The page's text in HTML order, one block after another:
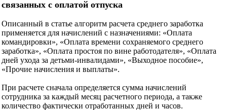
связанных с оплатой отпуска
Описанный в статье алгоритм расчета среднего заработка
применяется для начислений с назначениями: «Оплата
командировки», «Оплата времени сохраняемого среднего
заработка», «Оплата простоя по вине работодателя», «Оплата
дней ухода за детьми-инвалидами», «Выходное пособие»,
«Прочие начисления и выплаты».
При расчете сначала определяется сумма начислений
сотрудника за каждый месяц расчетного периода, а также
количество фактически отработанных дней и часов.